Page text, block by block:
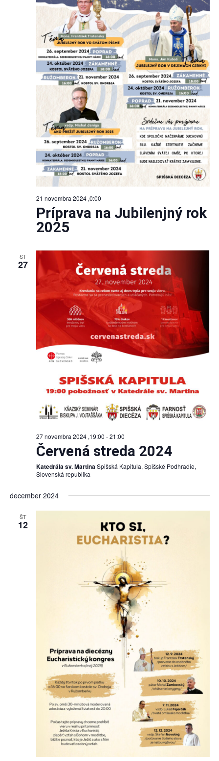
21 novembra 2024 ,0:00
Príprava na Jubilenjný rok
2025
ST
27
27 novembra 2024 ,19:00 -21:00
Červená streda 2024
Katedrála sv. MartinaSpišská Kapitula, Spišské Podhradie,
Slovenská republika
december 2024
ŠT
12